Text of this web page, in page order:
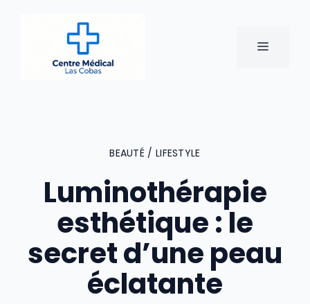
MENU
BEAUTÉ / LIFESTYLE
Luminothérapie
esthétique : le
secret d’une peau
éclatante